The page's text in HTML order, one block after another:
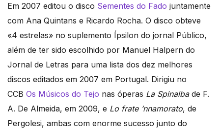
Em 2007 editou o disco Sementes do Fado juntamente
com Ana Quintans e Ricardo Rocha. O disco obteve
«4 estrelas» no suplemento Ípsilon do jornal Público,
além de ter sido escolhido por Manuel Halpern do
Jornal de Letras para uma lista dos dez melhores
discos editados em 2007 em Portugal. Dirigiu no
CCB Os Músicos do Tejo nas óperas La Spinalbade F.
A. De Almeida, em 2009, e Lo frate ’nnamorato, de
Pergolesi, ambas com enorme sucesso junto do